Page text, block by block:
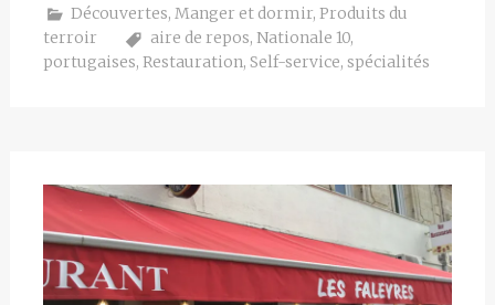
Découvertes, Manger et dormir, Produits du
terroir
aire de repos, Nationale 10,
portugaises, Restauration, Self-service, spécialités